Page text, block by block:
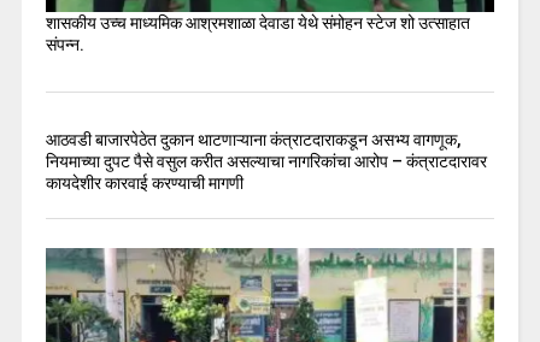
शासकीय उच्च माध्यमिक आश्रमशाळा देवाडा येथे संमोहन स्टेज शो उत्साहात
संपन्न.
आठवडी बाजारपेठेत दुकान थाटणाऱ्याना कंत्राटदाराकडून असभ्य वागणूक,
नियमाच्या दुपट पैसे वसुल करीत असल्याचा नागरिकांचा आरोप – कंत्राटदारावर
कायदेशीर कारवाई करण्याची मागणी